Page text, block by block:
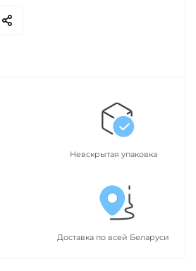
Невскрытая упаковка
Доставка по всей Беларуси